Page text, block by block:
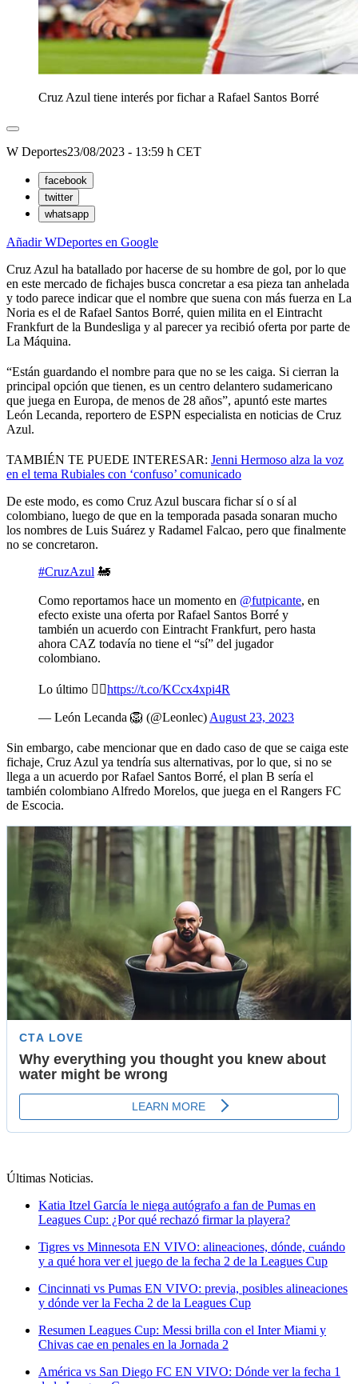
Cruz Azul tiene interés por fichar a Rafael Santos Borré
W Deportes23/08/2023 - 13:59 h CET
facebook
twitter
whatsapp
Añadir WDeportes en Google
Cruz Azul ha batallado por hacerse de su hombre de gol, por lo que
en este mercado de fichajes busca concretar a esa pieza tan anhelada
y todo parece indicar que el nombre que suena con más fuerza en La
Noria es el de Rafael Santos Borré, quien milita en el Eintracht
Frankfurt de la Bundesliga y al parecer ya recibió oferta por parte de
La Máquina.
“Están guardando el nombre para que no se les caiga. Si cierran la
principal opción que tienen, es un centro delantero sudamericano
que juega en Europa, de menos de 28 años”, apuntó este martes
León Lecanda, reportero de ESPN especialista en noticias de Cruz
Azul.
TAMBIÉN TE PUEDE INTERESAR: Jenni Hermoso alza la voz
en el tema Rubiales con ‘confuso’ comunicado
De este modo, es como Cruz Azul buscara fichar sí o sí al
colombiano, luego de que en la temporada pasada sonaran mucho
los nombres de Luis Suárez y Radamel Falcao, pero que finalmente
no se concretaron.
#CruzAzul 🚂
Como reportamos hace un momento en @futpicante, en
efecto existe una oferta por Rafael Santos Borré y
también un acuerdo con Eintracht Frankfurt, pero hasta
ahora CAZ todavía no tiene el “sí” del jugador
colombiano.
Lo último 👇🏼https://t.co/KCcx4xpi4R
— León Lecanda 🦁 (@Leonlec) August 23, 2023
Sin embargo, cabe mencionar que en dado caso de que se caiga este
fichaje, Cruz Azul ya tendría sus alternativas, por lo que, si no se
llega a un acuerdo por Rafael Santos Borré, el plan B sería el
también colombiano Alfredo Morelos, que juega en el Rangers FC
de Escocia.
Últimas Noticias.
Katia Itzel García le niega autógrafo a fan de Pumas en
Leagues Cup: ¿Por qué rechazó firmar la playera?
Tigres vs Minnesota EN VIVO: alineaciones, dónde, cuándo
y a qué hora ver el juego de la fecha 2 de la Leagues Cup
Cincinnati vs Pumas EN VIVO: previa, posibles alineaciones
y dónde ver la Fecha 2 de la Leagues Cup
Resumen Leagues Cup: Messi brilla con el Inter Miami y
Chivas cae en penales en la Jornada 2
América vs San Diego FC EN VIVO: Dónde ver la fecha 1